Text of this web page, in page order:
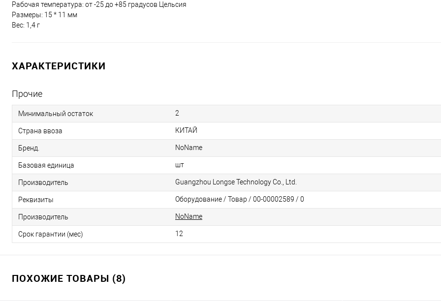
Рабочая температура: от -25 до +85 градусов Цельсия
Размеры: 15 * 11 мм
Вес: 1,4 г
ХАРАКТЕРИСТИКИ
Прочие
Минимальный остаток 2
Страна ввоза КИТАЙ
Бренд. NoName
Базовая единица шт
Производитель Guangzhou Longse Technology Co., Ltd.
Реквизиты Оборудование / Товар / 00-00002589 / 0
Производитель NoName
Срок гарантии (мес) 12
ПОХОЖИЕ ТОВАРЫ (8)